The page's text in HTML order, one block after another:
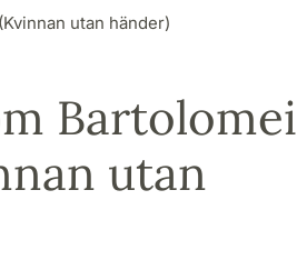
utan händer)
Bartolomei
utan